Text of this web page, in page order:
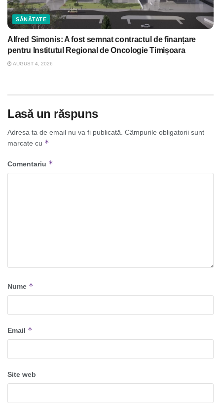
SĂNĂTATE
Alfred Simonis: A fost semnat contractul de finanțare
pentru Institutul Regional de Oncologie Timișoara
AUGUST 4, 2026
Lasă un răspuns
Adresa ta de email nu va fi publicată. Câmpurile obligatorii sunt
marcate cu *
Comentariu *
Nume *
Email *
Site web